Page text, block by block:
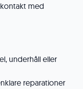
med
underhåll eller
reparationer